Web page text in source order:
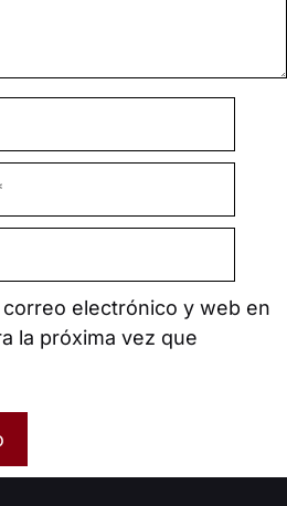
electrónico y web en
la próxima vez que